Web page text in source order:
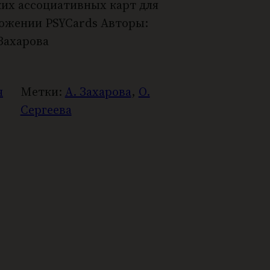
ассоциативных карт для
PSYCards Авторы:
Метки: А. Захарова, О.
Сергеева